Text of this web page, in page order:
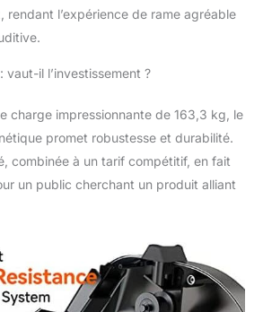
force, etc. Fait de tout
poids: 163,3 kg
maximale : 163,3 kg. Il
est fabriqué en tube
contribue à une
stabilité optimale et une
entraînement à long
terme, mais pas pour
des produits simples
pour quelques mois
rendant l’expérience de rame agréable
il l’investissement ?
charge impressionnante de 163,3 kg, le
promet robustesse et durabilité.
combinée à un tarif compétitif, en fait
un public cherchant un produit alliant